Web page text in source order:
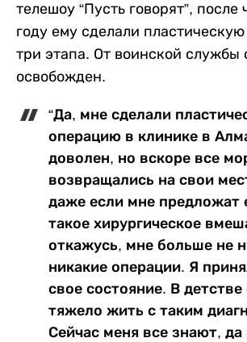
телешоу “Пусть говорят”, после
году ему сделали
три этапа. От воинской службы
освобожден.
“Да, мне сделали
операцию в клинике в
доволен, но вскоре все
возвращались на свои
даже если мне предложат
такое хирургическое
откажусь, мне больше не
никакие операции. Я
свое состояние. В
тяжело жить с таким
Сейчас меня все знают,